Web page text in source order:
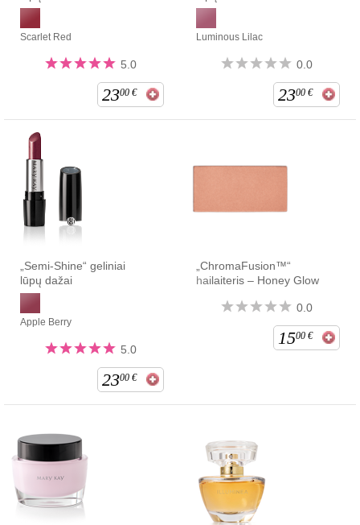
Scarlet Red
5.0
2300 €
Luminous Lilac
0.0
2300 €
„Semi-Shine“ geliniai
lūpų dažai
Apple Berry
5.0
2300 €
„ChromaFusion™“
hailaiteris – Honey Glow
0.0
1500 €